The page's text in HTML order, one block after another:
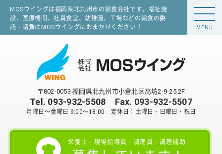
MOSウイングは福岡県北九州市の給食会社です。福祉施
設、医療機関、社員食堂、幼稚園、工場などの給食の委
託・請負はMOSウイングにおまかせください！
〒802-0053 福岡県北九州市小倉北区高坊2-9-25 2F
Tel. 093-932-5508 Fax. 093-932-5507
月曜日～金曜日 9:00～18:00 定休日：土曜日・日曜日・祝日
栄養士・現場指導員・調理員・調理補助
MENU